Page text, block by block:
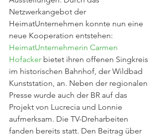
Netzwerkangebot der
HeimatUnternehmen konnte nun eine
neue Kooperation entstehen:
HeimatUnternehmerin Carmen
Hofacker bietet ihren offenen Singkreis
im historischen Bahnhof, der Wildbad
Kunststation, an. Neben der regionalen
Presse wurde auch der BR auf das
Projekt von Lucrecia und Lonnie
aufmerksam. Die TV-Dreharbeiten
fanden bereits statt. Den Beitrag über